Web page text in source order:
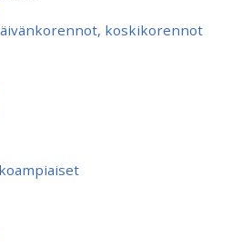
koskikorennot